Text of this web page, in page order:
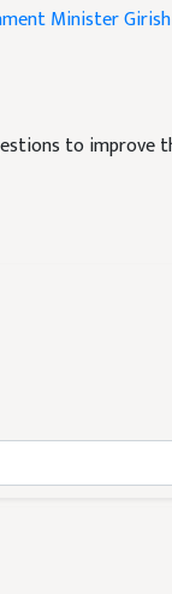
Minister
to improve
में